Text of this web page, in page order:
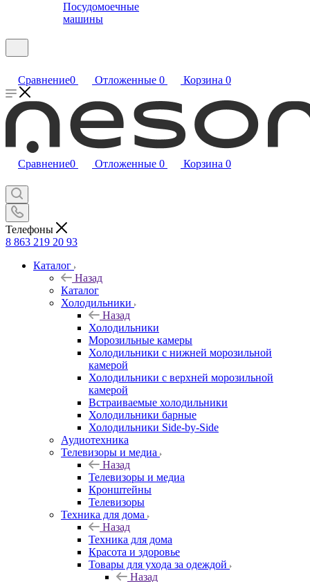
Посудомоечные
машины
Сравнение0 Отложенные 0 Корзина 0
Сравнение0 Отложенные 0 Корзина 0
Телефоны
8 863 219 20 93
Каталог
Назад
Каталог
Холодильники
Назад
Холодильники
Морозильные камеры
Холодильники с нижней морозильной
камерой
Холодильники с верхней морозильной
камерой
Встраиваемые холодильники
Холодильники барные
Холодильники Side-by-Side
Аудиотехника
Телевизоры и медиа
Назад
Телевизоры и медиа
Кронштейны
Телевизоры
Техника для дома
Назад
Техника для дома
Красота и здоровье
Товары для ухода за одеждой
Назад